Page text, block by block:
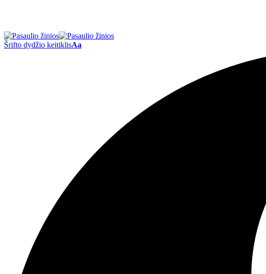
Šrifto dydžio keitiklisAa